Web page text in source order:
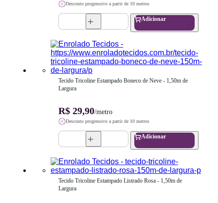
Desconto progressivo a partir de 10 metros
Adicionar
Tecido Tricoline Estampado Boneco de Neve - 1,50m de
Largura
R$ 29,90/metro
Desconto progressivo a partir de 10 metros
Adicionar
Tecido Tricoline Estampado Listrado Rosa - 1,50m de
Largura